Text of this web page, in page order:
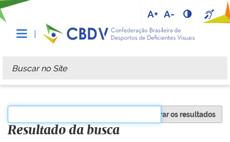
A+ A-
Busca
Busca Avançada…
Filtrar os resultados
Resultado da busca